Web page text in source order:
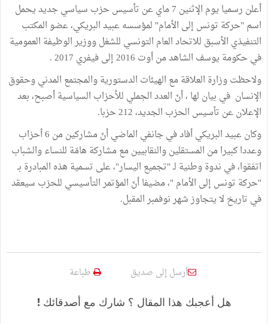
أعلن رسميا يوم الإثنين 7 ماي عن تأسيس حزب سياسي جديد يحمل
اسم "حركة تونس إلى الأمام" لمؤسسه عبيد البريكي، عضو المكتب
التنفيذي الأسبق للاتحاد العام التونسي للشغل ووزير الوظيفة العمومية
في حكومة يوسف الشاهد من أوت 2016 إلى فيفري 2017 .
ولاحظت وزارة العلاقة مع الهيئات الدستورية والمجتمع المدني وحقوق
الإنسان في بيان لها ، أنّ العدد الجملي للأحزاب السياسية أصبح، بعد
الإعلان عن تأسيس الحزب الجديد، 212 حزبا.
وكان عبيد البريكي أفاد في جانفي الماضي أنّ مشاركين من 6 أحزاب
وعددا كبيرا من المستقلين والنقابيين مع مشاركة هامّة للنساء والشباب
اتفقوا، في ندوة وطنية لـ "تجميع اليسار"، على تسمية هذه المبادرة بـ
"حركة تونس إلى الأمام "، مضيفا أنّ المؤتمر التأسيسي للحزب سيعقد
في تاريخ لا يتجاوز شهر نوفمبر المقبل.
أرسل إلى صديق طباعة
هل أعجبك هذا المقال ؟ شارك مع أصدقائك !